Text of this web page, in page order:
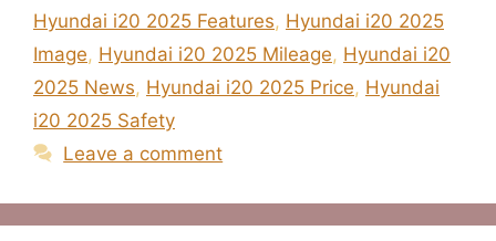
Hyundai i20 2025 Features, Hyundai i20 2025
Image, Hyundai i20 2025 Mileage, Hyundai i20
2025 News, Hyundai i20 2025 Price, Hyundai
i20 2025 Safety
Leave a comment